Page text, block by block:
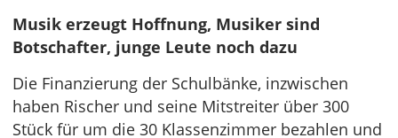
Musik erzeugt Hoffnung, Musiker sind
Botschafter, junge Leute noch dazu
Die Finanzierung der Schulbänke, inzwischen
haben Rischer und seine Mitstreiter über 300
Stück für um die 30 Klassenzimmer bezahlen und